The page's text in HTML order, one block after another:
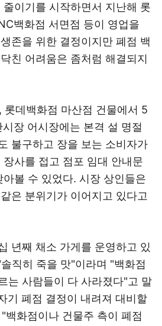
이기를 시작하면서 지난해 롯
백화점 서면점 등이 영업을
존을 위한 결정이지만 폐점 백
친 어려움은 좀처럼 해결되지
데백화점 마산점 건물에서 5
장 어시장에는 본격 설 명절
불구하고 장을 보는 소비자가
사를 접고 점포 임대 안내문
볼 수 있었다. 시장 상인들은
은 분위기가 이어지고 있다고
년째 채소 가게를 운영하고 있
직히 죽을 맛"이라며 "백화점
는 사람들이 다 사라졌다"고 말
기 폐점 결정이 내려져 대비할
백화점이나 건물주 측이 폐점